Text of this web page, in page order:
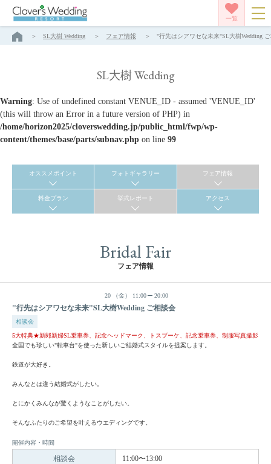
一覧
SL大樹 Wedding フェア情報 "行先はシアワセな未来"SL大樹Wedding
SL大樹 Wedding
Warning: Use of undefined constant VENUE_ID - assumed 'VENUE_ID'
(this will throw an Error in a future version of PHP) in
/home/horizon2025/cloverswedding.jp/public_html/fwp/wp-
content/themes/base/parts/subnav.php on line 99
オススメポイント フォトギャラリー フェア情報
料金プラン 挙式レポート アクセス
Bridal Fair
フェア情報
20 （金） 11:00 20:00
"行先はシアワセな未来"SL大樹Wedding ご相談会
相談会
5大特典★新郎新婦SL乗車券、記念ヘッドマーク、トスブーケ、記念乗車券、制服写真撮影
全国でも珍しい"転車台"を使った新しいご結婚式スタイルを提案します。
鉄道が大好き。
みんなとは違う結婚式がしたい。
とにかくみんなが驚くようなことがしたい。
そんなふたりのご希望を叶えるウエディングです。
開催内容・時間
相談会 11:00〜13:00